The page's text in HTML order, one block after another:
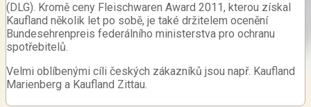
(DLG). Kromě ceny Fleischwaren Award 2011, kterou získal
Kaufland několik let po sobě, je také držitelem ocenění
Bundesehrenpreis federálního ministerstva pro ochranu
spotřebitelů.
Velmi oblíbenými cíli českých zákazníků jsou např. Kaufland
Marienberg a Kaufland Zittau.